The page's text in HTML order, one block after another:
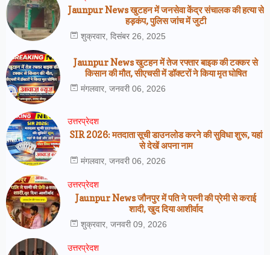
Jaunpur News खुटहन में जनसेवा केंद्र संचालक की हत्या से
हड़कंप, पुलिस जांच में जुटी
शुक्रवार, दिसंबर 26, 2025
Jaunpur News खुटहन में तेज रफ्तार बाइक की टक्कर से
किसान की मौत, सीएचसी में डॉक्टरों ने किया मृत घोषित
मंगलवार, जनवरी 06, 2026
उत्तरप्रेदश
SIR 2026: मतदाता सूची डाउनलोड करने की सुविधा शुरू, यहां
से देखें अपना नाम
मंगलवार, जनवरी 06, 2026
उत्तरप्रेदश
Jaunpur News जौनपुर में पति ने पत्नी की प्रेमी से कराई
शादी, खुद दिया आशीर्वाद
शुक्रवार, जनवरी 09, 2026
उत्तरप्रेदश